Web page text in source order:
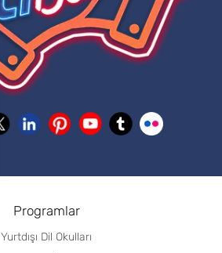
Programlar
Yurtdışı Dil Okulları